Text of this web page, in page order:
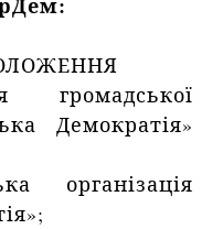
громадської
Демократія»
організація